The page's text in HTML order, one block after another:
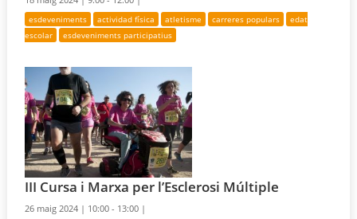
esdeveniments actividad física atletisme carreres populars
edat
escolar
esdeveniments participatius
III Cursa i Marxa per l’Esclerosi Múltiple
26 maig 2024 | 10:00 - 13:00 |